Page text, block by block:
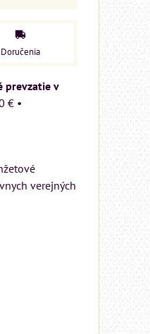
Doručenia
prevzatie v
€ •
verejných